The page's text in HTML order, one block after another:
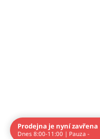
Prodejna je nyní zavřena
Dnes 8:00-11:00 | Pauza -